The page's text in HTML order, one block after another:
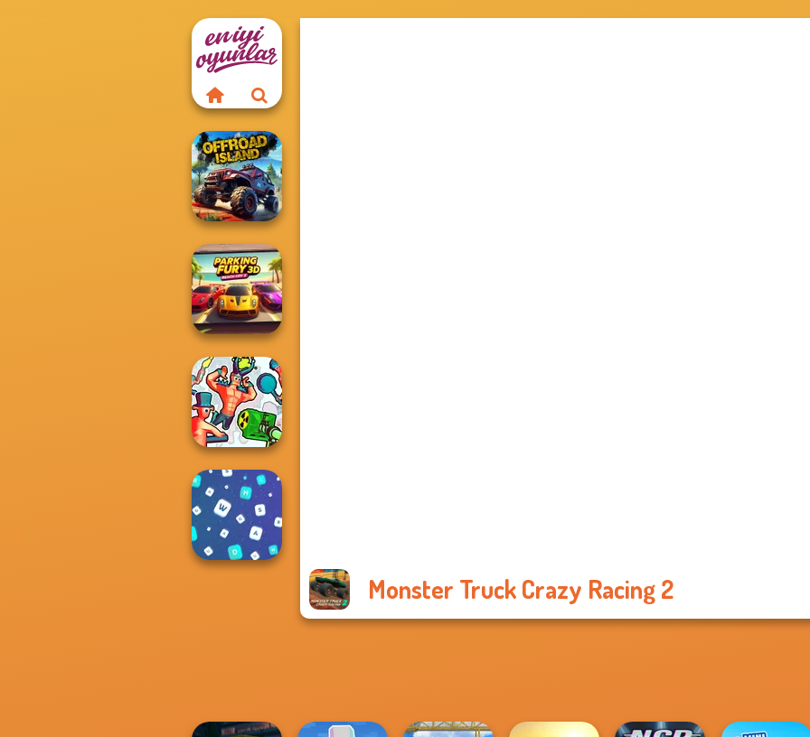
Monster Truck Crazy Racing 2
Offroad Island
Parking Fury 3D:
Beach City 2
Funny Shooter 2